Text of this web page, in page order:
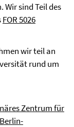
Wir sind Teil des
FOR 5026
wir teil an
rund um
Zentrum für
Berlin-